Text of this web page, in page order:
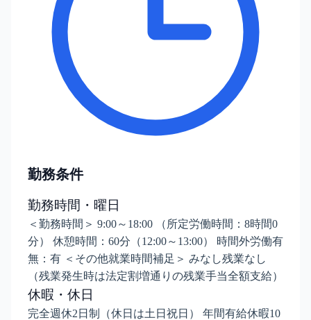
勤務条件
勤務時間・曜日
＜勤務時間＞ 9:00～18:00 （所定労働時間：8時間0
分） 休憩時間：60分（12:00～13:00） 時間外労働有
無：有 ＜その他就業時間補足＞ みなし残業なし
（残業発生時は法定割増通りの残業手当全額支給）
休暇・休日
完全週休2日制（休日は土日祝日） 年間有給休暇10